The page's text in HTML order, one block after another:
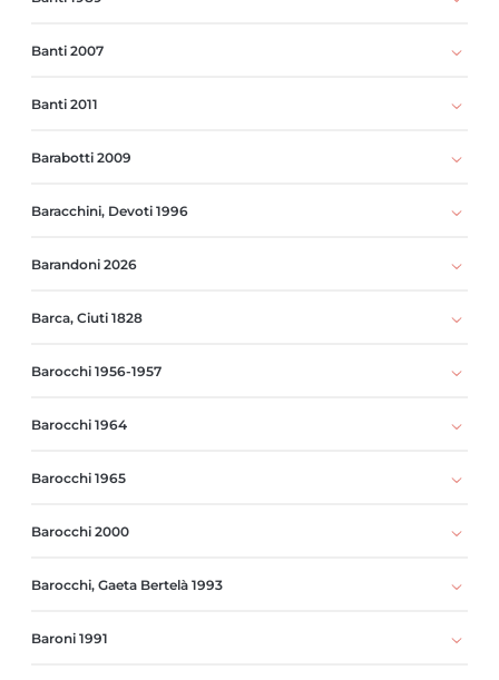
Banti 2007
Banti 2011
Barabotti 2009
Baracchini, Devoti 1996
Barandoni 2026
Barca, Ciuti 1828
Barocchi 1956-1957
Barocchi 1964
Barocchi 1965
Barocchi 2000
Barocchi, Gaeta Bertelà 1993
Baroni 1991